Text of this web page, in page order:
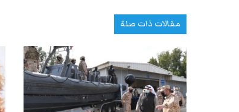
مقالات ذات صلة